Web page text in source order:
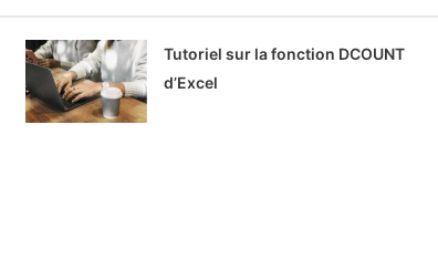
Tutoriel sur la fonction DCOUNT
d’Excel